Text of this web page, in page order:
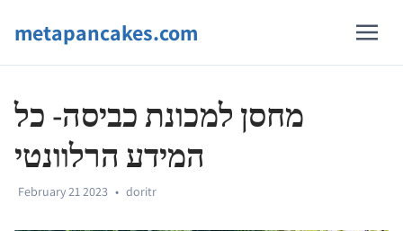
metapancakes.com
מחסן למכונת כביסה- כל
המידע הרלוונטי
February 21 2023 • doritr